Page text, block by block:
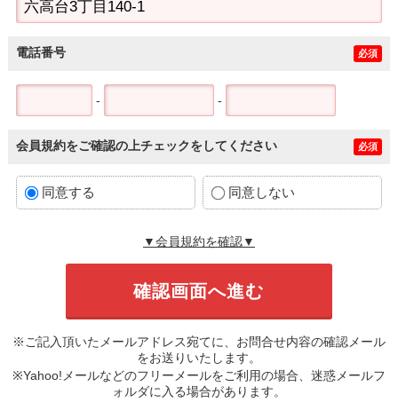
電話番号 必須
- -
会員規約をご確認の上チェックをしてください 必須
同意する 同意しない
▼会員規約を確認▼
※ご記入頂いたメールアドレス宛てに、お問合せ内容の確認メール
をお送りいたします。
※Yahoo!メールなどのフリーメールをご利用の場合、迷惑メールフ
ォルダに入る場合があります。